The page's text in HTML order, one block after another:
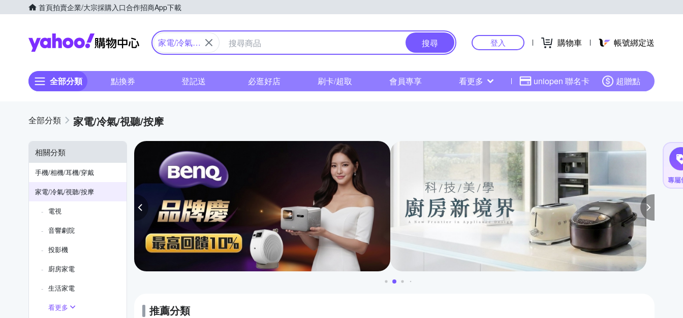
首頁拍賣企業/大宗採購入口合作招商App下載
Yahoo購物中心
家電/冷氣/
搜尋 登入 購物車 帳號綁定送
全部分類 點換券 登記送 必逛好店 刷卡/超取 會員專享 看更多 uniopen 聯名卡 超贈點
家電/冷氣/視聽/按摩
相關分類
手機/相機/耳機/穿戴
家電/冷氣/視聽/按摩
電視
音響劇院
投影機
廚房家電
生活家電
看更多
推薦分類